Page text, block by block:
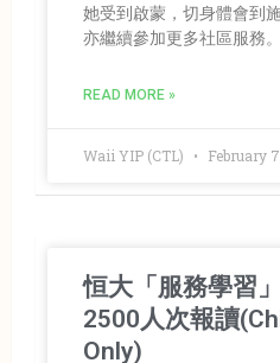
她受到啟蒙，切身體會到
亦繼續參加更多社區服務。
READ MORE »
Waii YIP (CTL) February
恒大「服務學習
2500人次報讀
Only)